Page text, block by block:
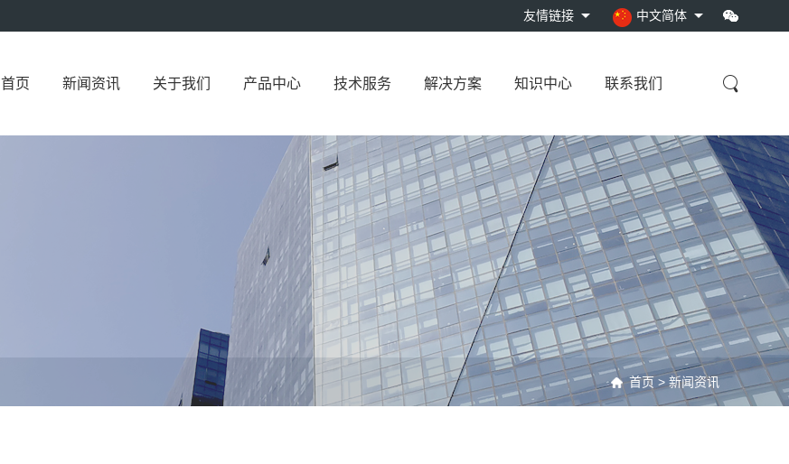
友情链接 中文简体
首页 新闻资讯 关于我们 产品中心
QA-II系… 中孔宽频带井… 太阳能电源系… 埋入式组合观…
技术服务 解决方案 知识中心 联系我们
首页 > 新闻资讯